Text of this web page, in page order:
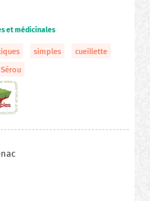
et médicinales
simples
cueillette